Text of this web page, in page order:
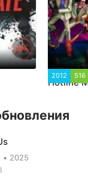
2012
Hotline
2025